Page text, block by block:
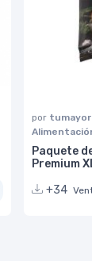
por
Paquete
Premium
+34